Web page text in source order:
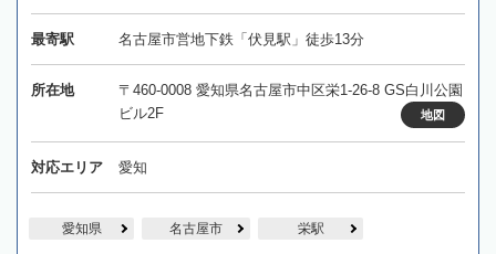
最寄駅 名古屋市営地下鉄「伏見駅」徒歩13分
所在地
〒460-0008 愛知県名古屋市中区栄1-26-8 GS白川公園
ビル2F
地図
対応エリア 愛知
愛知県 名古屋市 栄駅